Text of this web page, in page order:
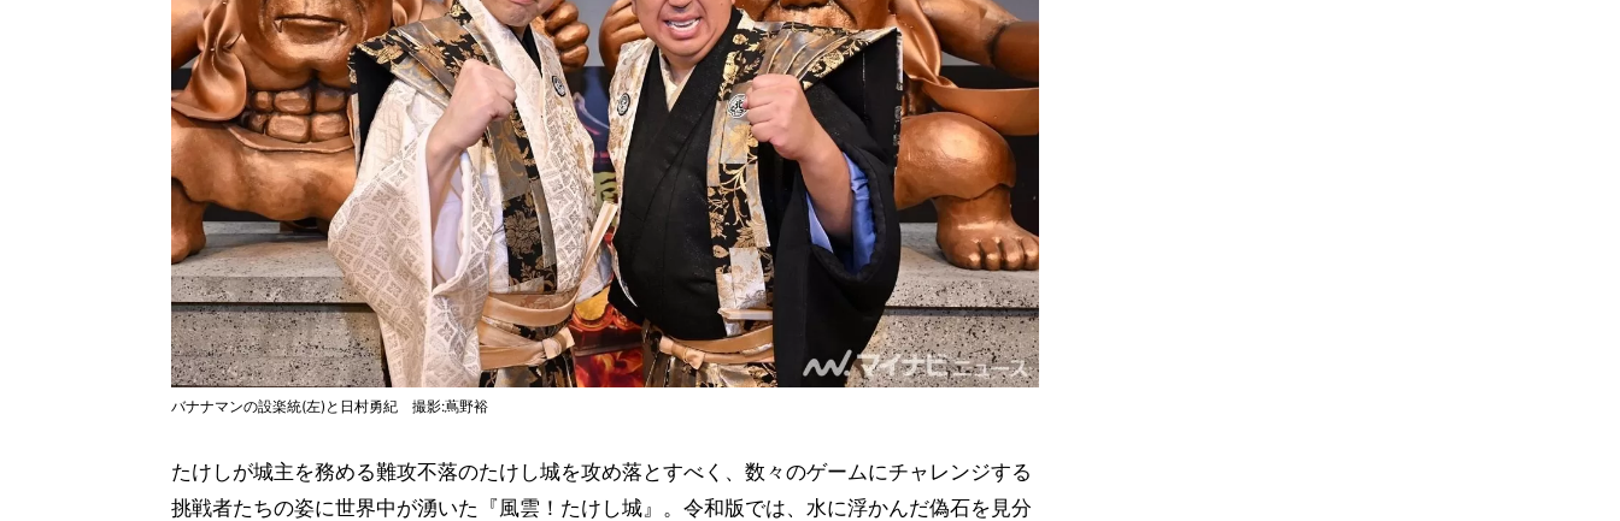
バナナマンの設楽統(左)と日村勇紀 撮影:蔦野裕
たけしが城主を務める難攻不落のたけし城を攻め落とすべく、数々のゲームにチャレンジする
挑戦者たちの姿に世界中が湧いた『風雲！たけし城』。令和版では、水に浮かんだ偽石を見分